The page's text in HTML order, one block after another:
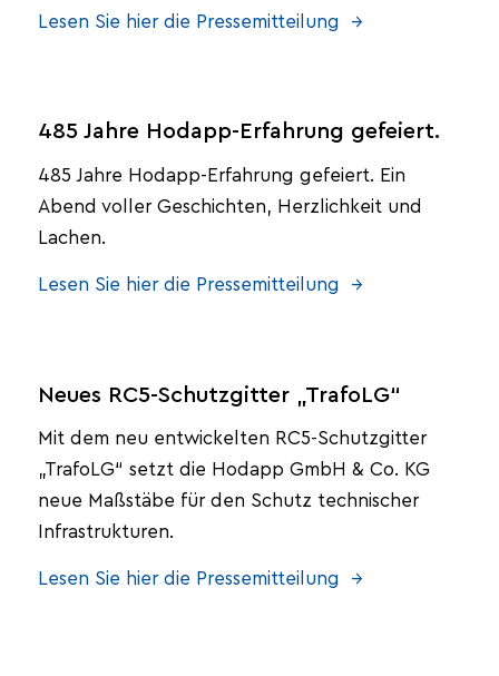
Lesen Sie hier die Pressemitteilung →
485 Jahre Hodapp-Erfahrung gefeiert.
485 Jahre Hodapp-Erfahrung gefeiert. Ein
Abend voller Geschichten, Herzlichkeit und
Lachen.
Lesen Sie hier die Pressemitteilung →
Neues RC5-Schutzgitter „TrafoLG“
Mit dem neu entwickelten RC5-Schutzgitter
„TrafoLG“ setzt die Hodapp GmbH & Co. KG
neue Maßstäbe für den Schutz technischer
Infrastrukturen.
Lesen Sie hier die Pressemitteilung →